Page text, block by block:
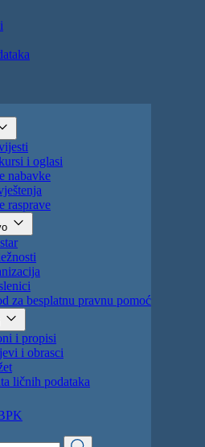
pravnu pomoć
i oglasi
nabavke
rasprave
za besplatnu pravnu pomoć
i propisi
i obrasci
ličnih podataka